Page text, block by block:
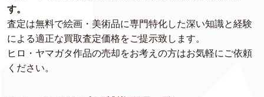
す。
査定は無料で絵画・美術品に専門特化した深い知識と経験
による適正な買取査定価格をご提示致します。
ヒロ・ヤマガタ作品の売却をお考えの方はお気軽にご依頼
ください。